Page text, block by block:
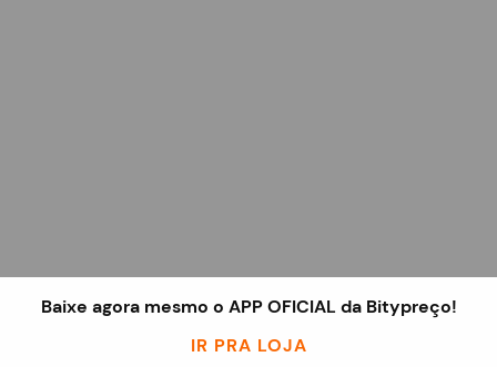
Baixe agora mesmo o APP OFICIAL da Bitypreço!
IR PRA LOJA